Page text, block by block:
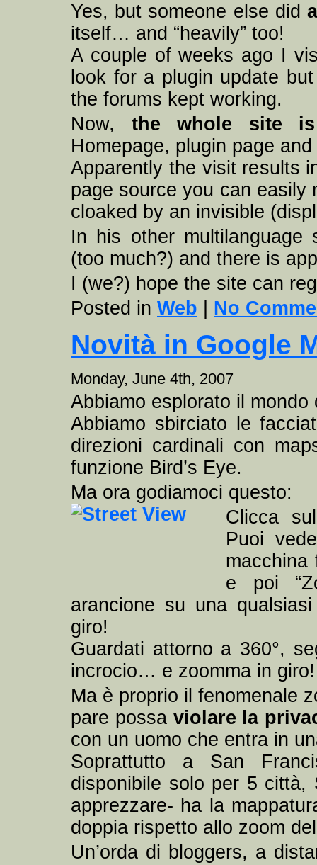
Yes, but someone else did
itself… and “heavily” too!
A couple of weeks ago I
look for a plugin update
the forums kept working.
Now, the whole site is
Homepage, plugin page
Apparently the visit results
page source you can easily
cloaked by an invisible
In his other multilanguage
(too much?) and there is
I (we?) hope the site can
Posted in Web No
Novità in Google
Monday, June 4th, 2007
Abbiamo esplorato il mondo
Abbiamo sbirciato le
direzioni cardinali con
funzione Bird’s Eye.
Ma ora godiamoci questo:
Clicca
Puoi
macchina
e poi
arancione su una
giro!
Guardati attorno a 360°,
incrocio… e zoomma in giro!
Ma è proprio il fenomenale
pare possa violare la
con un uomo che entra in
Soprattutto a San
disponibile solo per 5 città,
apprezzare- ha la
doppia rispetto allo zoom
Un’orda di bloggers, a